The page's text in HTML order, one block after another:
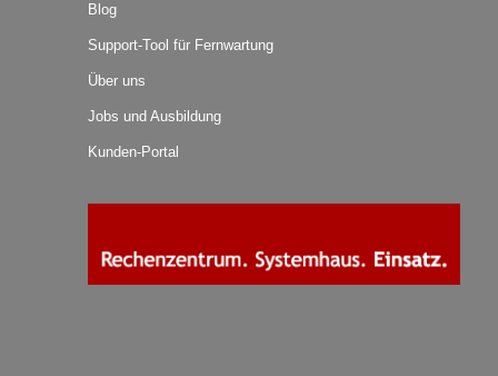
Blog
Support-Tool für Fernwartung
Über uns
Jobs und Ausbildung
Kunden-Portal